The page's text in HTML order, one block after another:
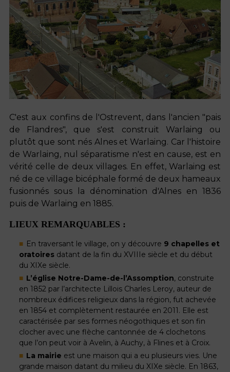
C'est aux confins de l'Ostrevent, dans l'ancien "pais
de Flandres", que s'est construit Warlaing ou
plutôt que sont nés Alnes et Warlaing. Car l'histoire
de Warlaing, nul séparatisme n'est en cause, est en
vérité celle de deux villages. En effet, Warlaing est
né de ce village bicéphale formé de deux hameaux
fusionnés sous la dénomination d'Alnes en 1836
puis de Warlaing en 1885.
LIEUX REMARQUABLES :
En traversant le village, on y découvre 9 chapelles et
oratoires datant de la fin du XVIIIe siècle et du début
du XIXe siècle.
L’église Notre-Dame-de-l’Assomption, construite
en 1852 par l’architecte Lillois Charles Leroy, auteur de
nombreux édifices religieux dans la région, fut achevée
en 1854 et complètement restaurée en 2011. Elle est
caractérisée par ses formes néogothiques et son fin
clocher avec une flèche cantonnée de 4 clochetons
que l’on peut voir à Avelin, à Auchy, à Flines et à Croix.
La mairie est une maison qui a eu plusieurs vies. Une
grande maison datant du milieu du XIXe siècle. En 1863,